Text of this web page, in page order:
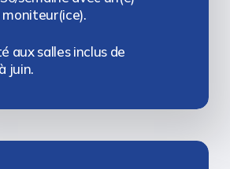
moniteur(ice).
aux salles inclus de
juin.